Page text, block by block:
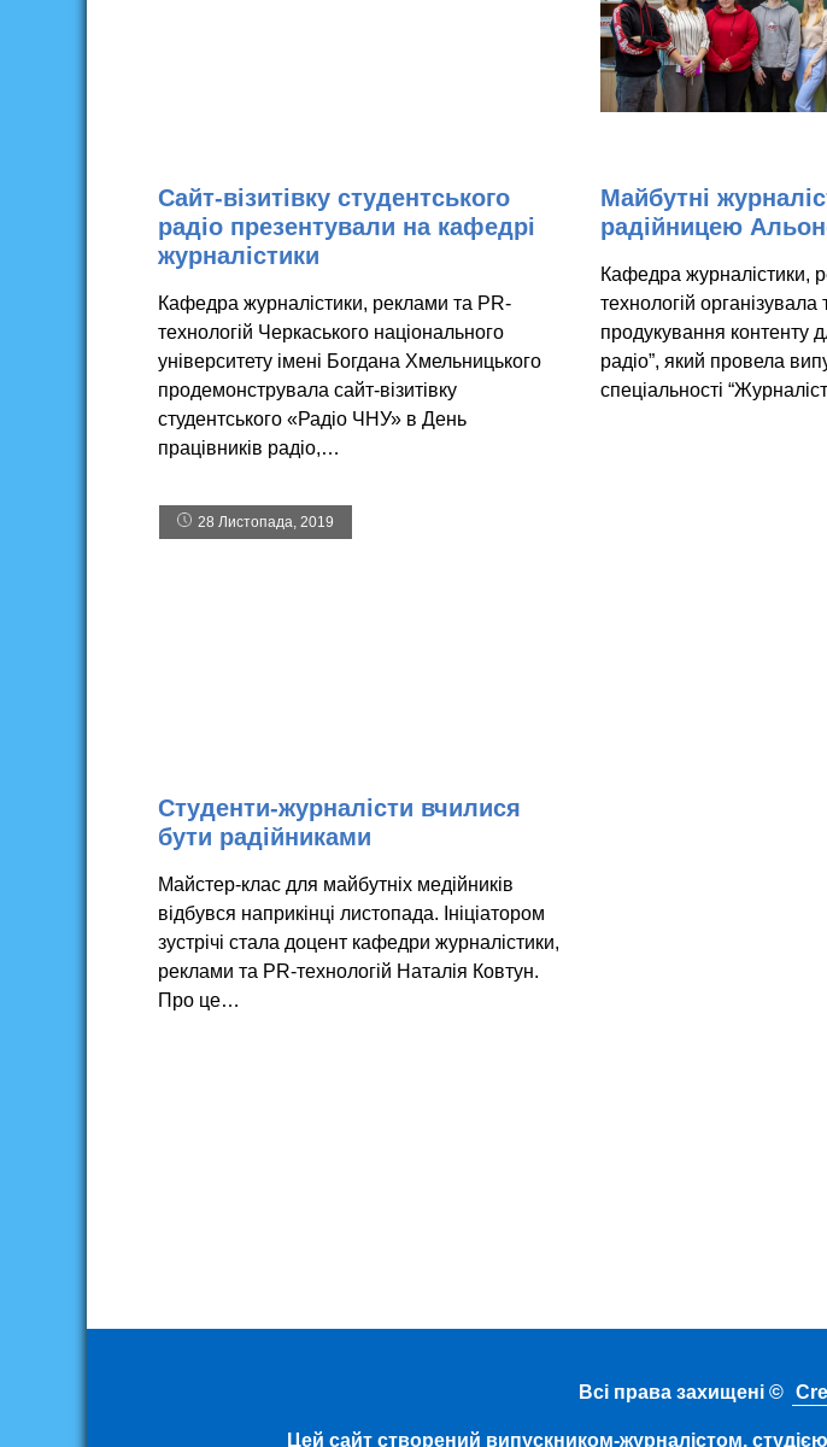
Сайт-візитівку студентського
радіо презентували на кафедрі
журналістики
Кафедра журналістики, реклами та PR-
технологій Черкаського національного
університету імені Богдана Хмельницького
продемонструвала сайт-візитівку
студентського «Радіо ЧНУ» в День
працівників радіо,…
Майбутні
радійницею
Кафедра журналістики,
технологій організувала
продукування контенту
радіо”, який провела
спеціальності
28 Листопада, 2019
Студенти-журналісти вчилися
бути радійниками
Майстер-клас для майбутніх медійників
відбувся наприкінці листопада. Ініціатором
зустрічі стала доцент кафедри журналістики,
реклами та PR-технологій Наталія Ковтун.
Про це…
Всі права захищені ©
Цей сайт створений випускником-журналістом,